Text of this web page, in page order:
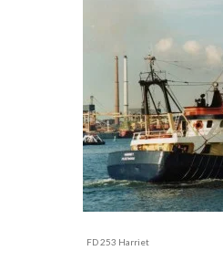
FD 253 Harriet